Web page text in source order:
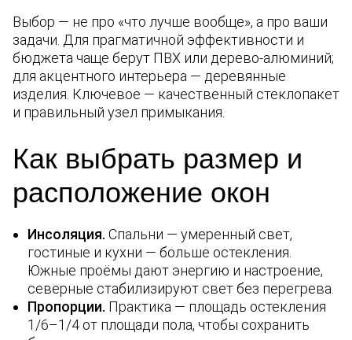
Выбор — не про «что лучше вообще», а про ваши
задачи. Для прагматичной эффективности и
бюджета чаще берут ПВХ или дерево-алюминий;
для акцентного интерьера — деревянные
изделия. Ключевое — качественный стеклопакет
и правильный узел примыкания.
Как выбрать размер и
расположение окон
Инсоляция. Спальни — умеренный свет,
гостиные и кухни — больше остекления.
Южные проёмы дают энергию и настроение,
северные стабилизируют свет без перегрева.
Пропорции. Практика — площадь остекления
1/6–1/4 от площади пола, чтобы сохранить